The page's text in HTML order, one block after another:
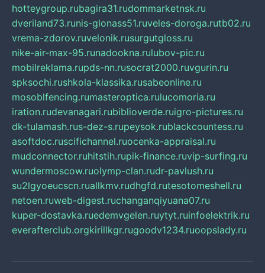
hotteygroup.rubagira31.rudommarketnsk.ru
dveriland73.runis-glonass51.ruveles-doroga.rutb02.ru
vrema-zdorov.ruvelonik.rusurgutgloss.ru
nike-air-max-95.runadookna.rulubov-pic.ru
mobilreklama.rupds-nn.rusocrat2000.ruvgurin.ru
spksochi.rushkola-klassika.rusabeonline.ru
mosoblfencing.rumasteroptica.rulucomoria.ru
iration.rudevanagari.rubiblioverde.ruigro-pictures.ru
dk-tulamash.rus-dez-s.rupeysok.rublackcountess.ru
asoftdoc.ruscifichannel.ruocenka-appraisal.ru
mudconnector.ruhitstih.rupik-finance.ruvip-surfing.ru
wundermoscow.ruolymp-clan.rudr-pavlush.ru
su2lgyoeucscn.ruallkmv.rudhgfd.rutesotomeshell.ru
netoen.ruweb-digest.ruchanganqiyuana07.ru
kuper-dostavka.ruedemvgelen.ruytyt.ruinfoelektrik.ru
everafterclub.orgkirillkgr.rugoodv1234.ruoopslady.ru